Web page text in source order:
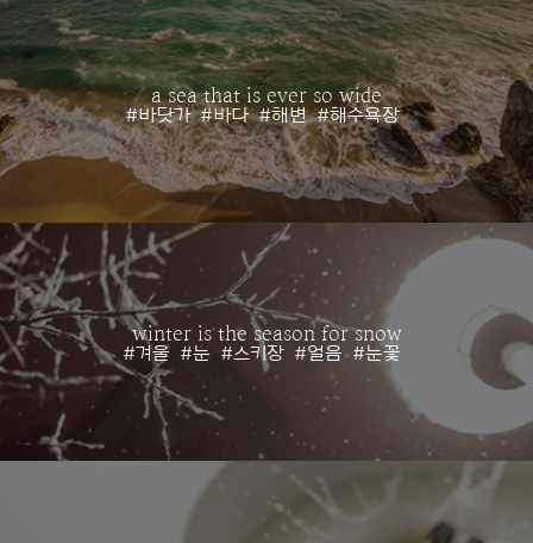
a sea that is ever so wide
#바닷가 #바다 #해변 #해수욕장
winter is the season for snow
#겨울 #눈 #스키장 #얼음 #눈꽃